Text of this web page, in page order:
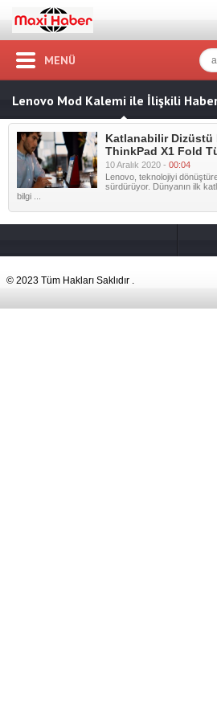
MENÜ
Lenovo Mod Kalemi ile İlişkili
Katlanabilir
ThinkPad X1 Fold
10 Aralık 2020 - 00:04
Lenovo, teknolojiyi
sürdürüyor. Dünyanın ilk
bilgi ...
© 2023 Tüm Hakları Saklıdır .